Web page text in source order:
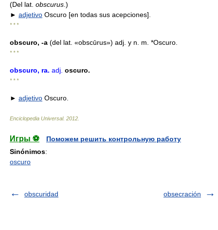
(Del lat. obscurus .)
► adjetivo Oscuro [en todas sus acepciones].
* * *
obscuro, -a (del lat. «obscūrus») adj. y n. m. *Oscuro.
* * *
obscuro, ra. adj. oscuro.
* * *
► adjetivo Oscuro.
Enciclopedia Universal. 2012
Игры ⚽
Поможем решить контрольную работу
Sinónimos:
oscuro
obscuridad obsecración